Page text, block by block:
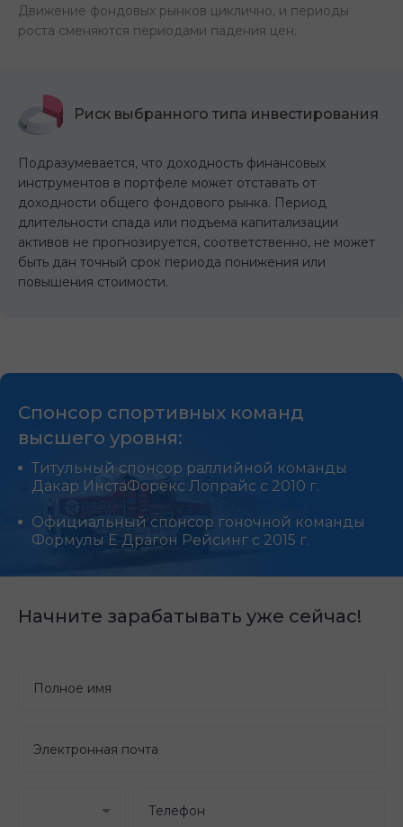
Движение фондовых рынков циклично, и периоды
роста сменяются периодами падения цен.
Риск выбранного типа инвестирования
Подразумевается, что доходность финансовых
инструментов в портфеле может отставать от
доходности общего фондового рынка. Период
длительности спада или подъема капитализации
активов не прогнозируется, соответственно, не может
быть дан точный срок периода понижения или
повышения стоимости.
Спонсор спортивных команд
высшего уровня:
Титульный спонсор раллийной команды
Дакар ИнстаФорекс Лопрайс с 2010 г.
Официальный спонсор гоночной команды
Формулы Е Драгон Рейсинг с 2015 г.
Начните зарабатывать уже сейчас!